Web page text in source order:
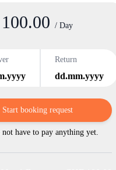
/ Day
Return
dd.mm.yyyy
Start booking request
not have to pay anything yet.